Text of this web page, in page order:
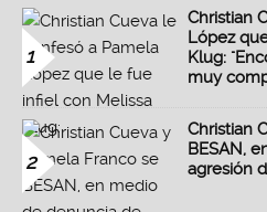
1
Christian
López
Klug:
muy
2
Christian
BESAN,
agresión